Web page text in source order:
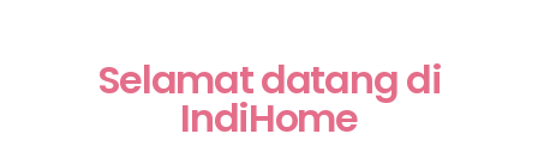
Selamat datang di
IndiHome